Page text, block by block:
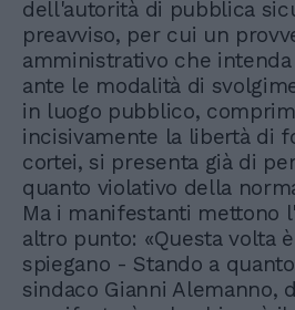
dell'autorità di pubblica
preavviso, per cui un
amministrativo che
ante le modalità di
in luogo pubblico,
incisivamente la libertà di
cortei, si presenta già di
quanto violativo della
Ma i manifestanti mettono
altro punto: «Questa volta
spiegano - Stando a
sindaco Gianni Alemanno,